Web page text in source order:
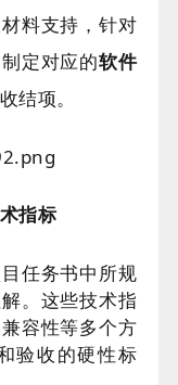
料支持，针对
定对应的软件
结项。
指标
任务书中所规
。这些技术指
容性等多个方
验收的硬性标